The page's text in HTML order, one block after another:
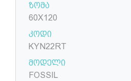
ზომა
60X120
კოდი
KYN22RT
მოდელი
FOSSIL